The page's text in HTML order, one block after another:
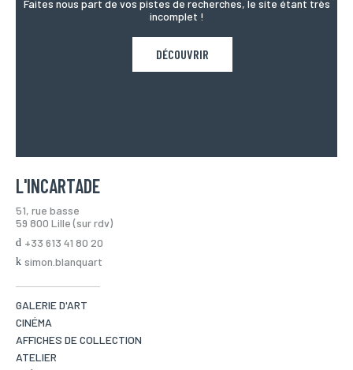
Faites nous part de vos pistes de recherches, le site étant très
incomplet !
DÉCOUVRIR
L'INCARTADE
51, rue basse
59 800 Lille (sur rdv)
+33 613 41 80 20
simon.blanquart
GALERIE D'ART
CINÉMA
AFFICHES DE COLLECTION
ATELIER